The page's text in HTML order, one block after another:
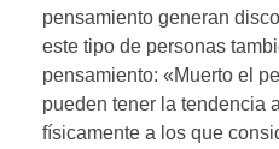
pensamiento generan
este tipo de personas
pensamiento: «Muerto el
pueden tener la tendencia
físicamente a los que